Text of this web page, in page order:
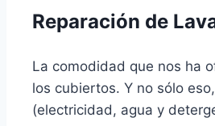
Reparación de
La comodidad que nos ha
los cubiertos. Y no sólo
(electricidad, agua y